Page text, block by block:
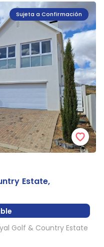
Sujeta a Confirmación
Estate,
Golf & Country Estate